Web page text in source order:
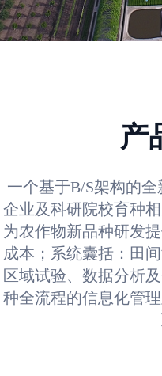
产
一个基于B/S架构的全
企业及科研院校育种
为农作物新品种研发
成本；系统囊括：田
区域试验、数据分析
种全流程的信息化管